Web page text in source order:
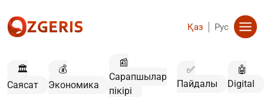
Қаз Рус
🏛️
Саясат
💰
Экономика
📰
Сарапшылар
пікірі
✅
Пайдалы
🤖
Digital